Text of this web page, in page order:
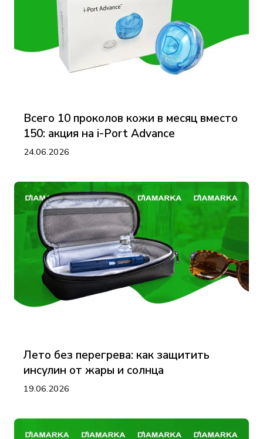
Всего 10 проколов кожи в месяц вместо
150: акция на i-Port Advance
24.06.2026
Лето без перегрева: как защитить
инсулин от жары и солнца
19.06.2026